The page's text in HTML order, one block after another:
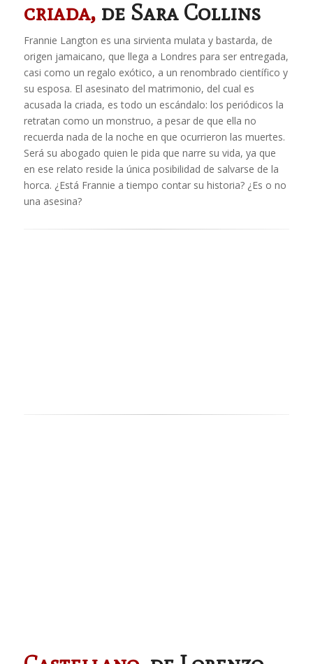
criada,de Sara Collins
Frannie Langton es una sirvienta mulata y bastarda, de
origen jamaicano, que llega a Londres para ser entregada,
casi como un regalo exótico, a un renombrado científico y
su esposa. El asesinato del matrimonio, del cual es
acusada la criada, es todo un escándalo: los periódicos la
retratan como un monstruo, a pesar de que ella no
recuerda nada de la noche en que ocurrieron las muertes.
Será su abogado quien le pida que narre su vida, ya que
en ese relato reside la única posibilidad de salvarse de la
horca. ¿Está Frannie a tiempo contar su historia? ¿Es o no
una asesina?